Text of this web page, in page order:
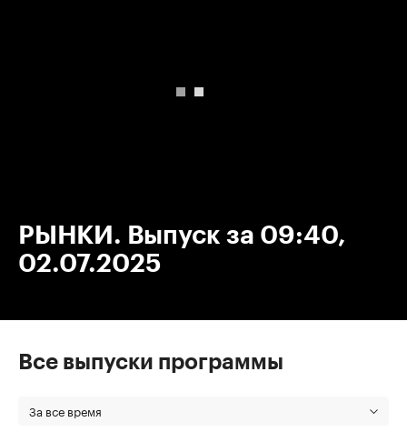
РЫНКИ. Выпуск за 09:40,
02.07.2025
Все выпуски программы
За все время